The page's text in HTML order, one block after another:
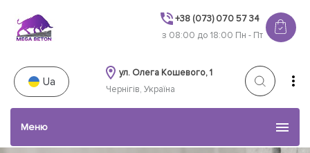
+38 (073) 070 57 34
з 08:00 до 18:00 Пн - Пт
ул. Олега Кошевого, 1
Чернігів, Україна
Ua
Меню